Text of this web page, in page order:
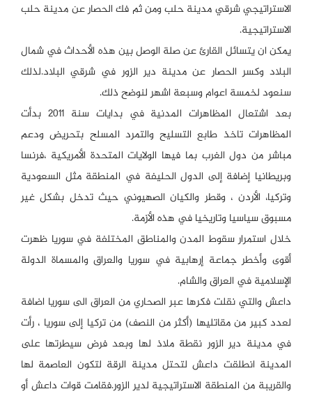
الاستراتيجي شرقي مدينة حلب ومن ثم فك الحصار عن مدينة حلب
الاستراتيجية.
يمكن ان يتسائل القارئ عن صلة الوصل بين هذه الأحداث في شمال
البلاد وكسر الحصار عن مدينة دير الزور في شرقي البلاد.لذلك
سنعود لخمسة اعوام وسبعة اشهر لنوضح ذلك.
بعد اشتعال المظاهرات المدنية في بدايات سنة ٢٠١١ بدأت
المظاهرات تاخذ طابع التسليح والتمرد المسلح بتحريض ودعم
مباشر من دول الغرب بما فيها الولايات المتحدة الأمريكية ،فرنسا
وبريطانيا إضافة إلى الدول الحليفة في المنطقة مثل السعودية
وتركيا، الأردن ، وقطر والكيان الصهيوني حيث تدخل بشكل غير
مسبوق سياسيا وتاريخيا في هذه الأزمة.
خلال استمرار سقوط المدن والمناطق المختلفة في سوريا ظهرت
أقوى وأخطر جماعة إرهابية في سوريا والعراق والمسماة الدولة
الإسلامية في العراق والشام.
داعش والتي نقلت فكرها عبر الصحاري من العراق الى سوريا اضافة
لعدد كبير من مقاتليها (أكثر من النصف) من تركيا إلى سوريا ، رأت
في مدينة دير الزور نقطة ملاذ لها وبعد فرض سيطرتها على
المدينة انطلقت داعش لتحتل مدينة الرقة لتكون العاصمة لها
والقريبة من المنطقة الاستراتيجية لدير الزور.فقامت قوات داعش أو